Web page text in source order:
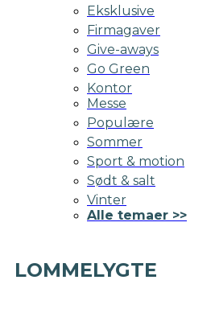
Eksklusive
Firmagaver
Give-aways
Go Green
Kontor
Messe
Populære
Sommer
Sport & motion
Sødt & salt
Vinter
Alle temaer >>
LOMMELYGTE